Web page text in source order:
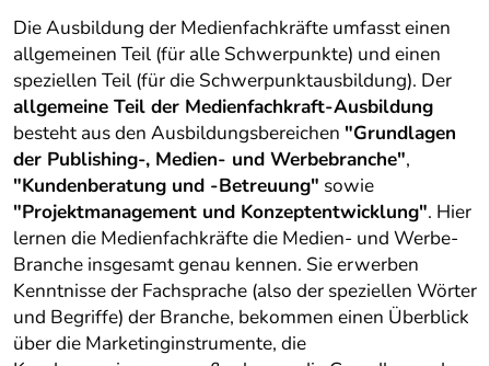
Die Ausbildung der Medienfachkräfte umfasst einen
allgemeinen Teil (für alle Schwerpunkte) und einen
speziellen Teil (für die Schwerpunktausbildung). Der
allgemeine Teil der Medienfachkraft-Ausbildung
besteht aus den Ausbildungsbereichen "Grundlagen
der Publishing-, Medien- und Werbebranche",
"Kundenberatung und -Betreuung" sowie
"Projektmanagement und Konzeptentwicklung". Hier
lernen die Medienfachkräfte die Medien- und Werbe-
Branche insgesamt genau kennen. Sie erwerben
Kenntnisse der Fachsprache (also der speziellen Wörter
und Begriffe) der Branche, bekommen einen Überblick
über die Marketinginstrumente, die